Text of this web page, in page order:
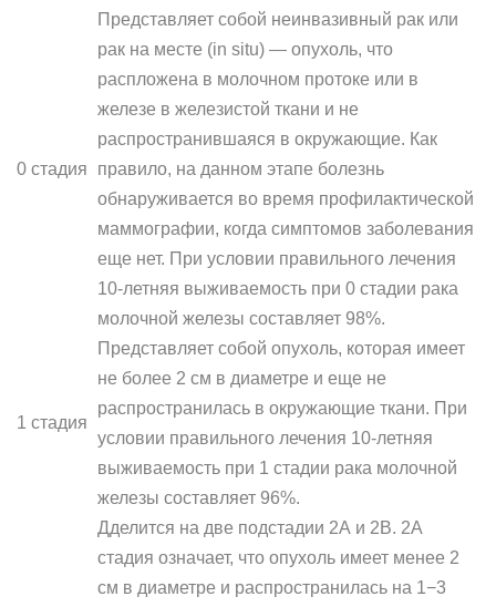
0 стадия
Представляет собой неинвазивный рак или
рак на месте (in situ) — опухоль, что
распложена в молочном протоке или в
железе в железистой ткани и не
распространившаяся в окружающие. Как
правило, на данном этапе болезнь
обнаруживается во время профилактической
маммографии, когда симптомов заболевания
еще нет. При условии правильного лечения
10-летняя выживаемость при 0 стадии рака
молочной железы составляет 98%.
1 стадия
Представляет собой опухоль, которая имеет
не более 2 см в диаметре и еще не
распространилась в окружающие ткани. При
условии правильного лечения 10-летняя
выживаемость при 1 стадии рака молочной
железы составляет 96%.
Дделится на две подстадии 2А и 2B. 2А
стадия означает, что опухоль имеет менее 2
см в диаметре и распространилась на 1−3